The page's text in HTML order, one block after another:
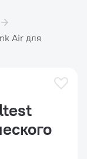
Air для